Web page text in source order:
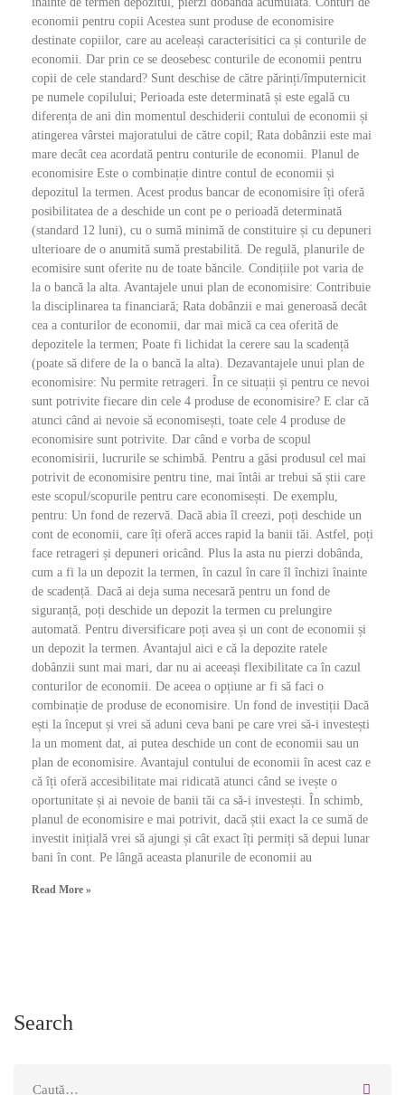
economii pentru copii Acestea sunt produse de economisire
destinate copiilor, care au aceleași caracterisitici ca și conturile de
economii. Dar prin ce se deosebesc conturile de economii pentru
copii de cele standard? Sunt deschise de către părinți/împuternicit
pe numele copilului; Perioada este determinată și este egală cu
diferența de ani din momentul deschiderii contului de economii și
atingerea vârstei majoratului de către copil; Rata dobânzii este mai
mare decât cea acordată pentru conturile de economii. Planul de
economisire Este o combinație dintre contul de economii și
depozitul la termen. Acest produs bancar de economisire îți oferă
posibilitatea de a deschide un cont pe o perioadă determinată
(standard 12 luni), cu o sumă minimă de constituire și cu depuneri
ulterioare de o anumită sumă prestabilită. De regulă, planurile de
ecomisire sunt oferite nu de toate băncile. Condițiile pot varia de
la o bancă la alta. Avantajele unui plan de economisire: Contribuie
la disciplinarea ta financiară; Rata dobânzii e mai generoasă decât
cea a conturilor de economii, dar mai mică ca cea oferită de
depozitele la termen; Poate fi lichidat la cerere sau la scadență
(poate să difere de la o bancă la alta). Dezavantajele unui plan de
economisire: Nu permite retrageri. În ce situații și pentru ce nevoi
sunt potrivite fiecare din cele 4 produse de economisire? E clar că
atunci când ai nevoie să economisești, toate cele 4 produse de
economisire sunt potrivite. Dar când e vorba de scopul
economisirii, lucrurile se schimbă. Pentru a găsi produsul cel mai
potrivit de economisire pentru tine, mai întâi ar trebui să știi care
este scopul/scopurile pentru care economisești. De exemplu,
pentru: Un fond de rezervă. Dacă abia îl creezi, poți deschide un
cont de economii, care îți oferă acces rapid la banii tăi. Astfel, poți
face retrageri și depuneri oricând. Plus la asta nu pierzi dobânda,
cum a fi la un depozit la termen, în cazul în care îl închizi înainte
de scadență. Dacă ai deja suma necesară pentru un fond de
siguranță, poți deschide un depozit la termen cu prelungire
automată. Pentru diversificare poți avea și un cont de economii și
un depozit la termen. Avantajul aici e că la depozite ratele
dobânzii sunt mai mari, dar nu ai aceeași flexibilitate ca în cazul
conturilor de economii. De aceea o opțiune ar fi să faci o
combinație de produse de economisire. Un fond de investiții Dacă
ești la început și vrei să aduni ceva bani pe care vrei să-i investești
la un moment dat, ai putea deschide un cont de economii sau un
plan de economisire. Avantajul contului de economii în acest caz e
că îți oferă accesibilitate mai ridicată atunci când se ivește o
oportunitate și ai nevoie de banii tăi ca să-i investești. În schimb,
planul de economisire e mai potrivit, dacă știi exact la ce sumă de
investit inițială vrei să ajungi și cât exact îți permiți să depui lunar
bani în cont. Pe lângă aceasta planurile de economii au
Read More »
Search